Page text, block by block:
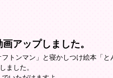
画アップしました。
フトンマン」と寝かしつけ絵本「と
ました。